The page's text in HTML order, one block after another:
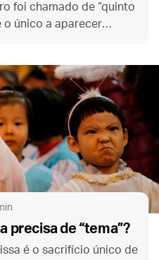
foi chamado de “quinto
o único a aparecer
precisa de “tema”?
é o sacrifício único de